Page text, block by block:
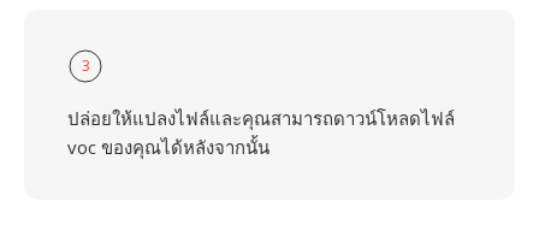
3
ปล่อยให้แปลงไฟล์และคุณสามารถดาวน์โหลดไฟล์
voc ของคุณได้หลังจากนั้น